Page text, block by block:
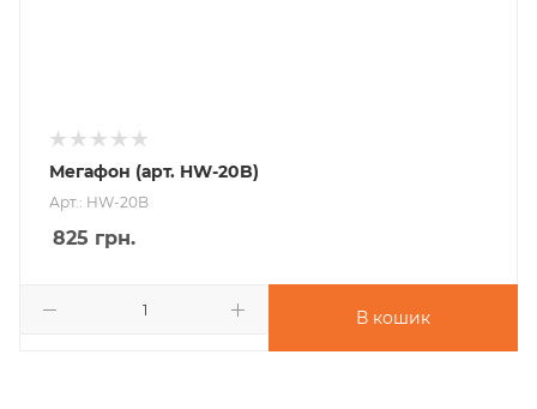
Мегафон (арт. HW-20B)
Арт.: HW-20B
825 грн.
В кошик